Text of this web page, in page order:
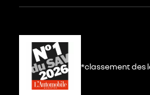
*classement des